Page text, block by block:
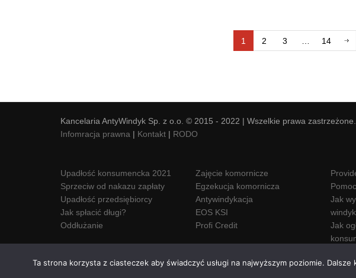
1 2 3 14
Kancelaria AntyWindyk Sp. z o.o. © 2015 - 2022 | Wszelkie prawa zastrzeżone.
Infomracja prawna | Kontakt | RODO
Upadłość konsumencka 2021
Sprzeciw od nakazu zapłaty
Upadłość przedsiębiorcy
Jak spłacić długi?
Oddłużanie
Zajęcie komornicze
Egzekucja komornicza
Antywindykacja
EOS KSI
Profi Credit
Jak
Jak
Polska
Ta strona korzysta z ciasteczek aby świadczyć usługi na najwyższym poziomie.